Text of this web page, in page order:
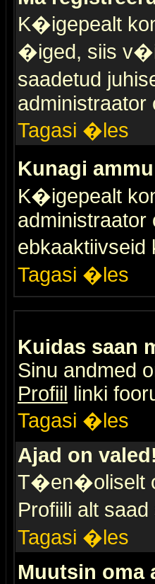
K�igepealt
�iged, siis
saadetud
administraator
Tagasi �les
Kunagi
K�igepealt
administraator
Tagasi �les
Kuidas saan
Sinu andmed
Profiil linki
Tagasi �les
Ajad on valed!
T�en�oliselt
Profiili alt
Tagasi �les
Muutsin oma